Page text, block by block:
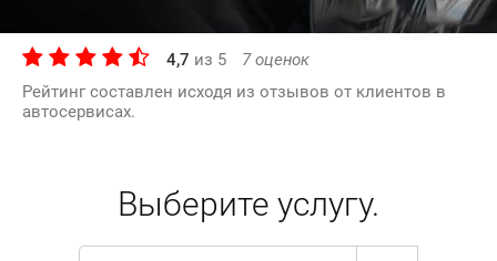
4,7 из 5 7оценок
Рейтинг составлен исходя из отзывов от клиентов в
автосервисах.
Выберите услугу.